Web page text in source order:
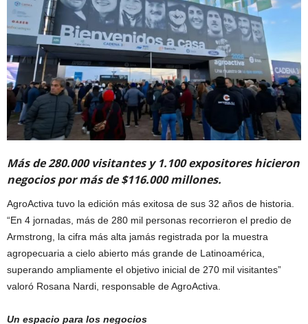
Más de 280.000 visitantes y 1.100 expositores hicieron
negocios por más de $116.000 millones.
AgroActiva tuvo la edición más exitosa de sus 32 años de historia.
“En 4 jornadas, más de 280 mil personas recorrieron el predio de
Armstrong, la cifra más alta jamás registrada por la muestra
agropecuaria a cielo abierto más grande de Latinoamérica,
superando ampliamente el objetivo inicial de 270 mil visitantes”
valoró Rosana Nardi, responsable de AgroActiva.
Un espacio para los negocios